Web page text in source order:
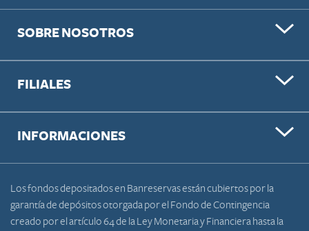
SOBRE NOSOTROS
FILIALES
INFORMACIONES
Los fondos depositados en Banreservas están cubiertos por la
garantía de depósitos otorgada por el Fondo de Contingencia
creado por el artículo 64 de la Ley Monetaria y Financiera hasta la